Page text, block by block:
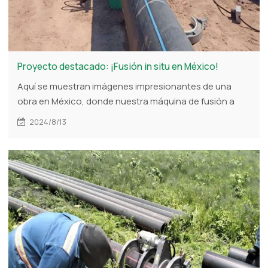
Proyecto destacado: ¡Fusión in situ en México!
Aquí se muestran imágenes impresionantes de una
obra en México, donde nuestra máquina de fusión a
tope hidráulica está en funcionamiento. Estas
condiciones reales.
2024/8/13